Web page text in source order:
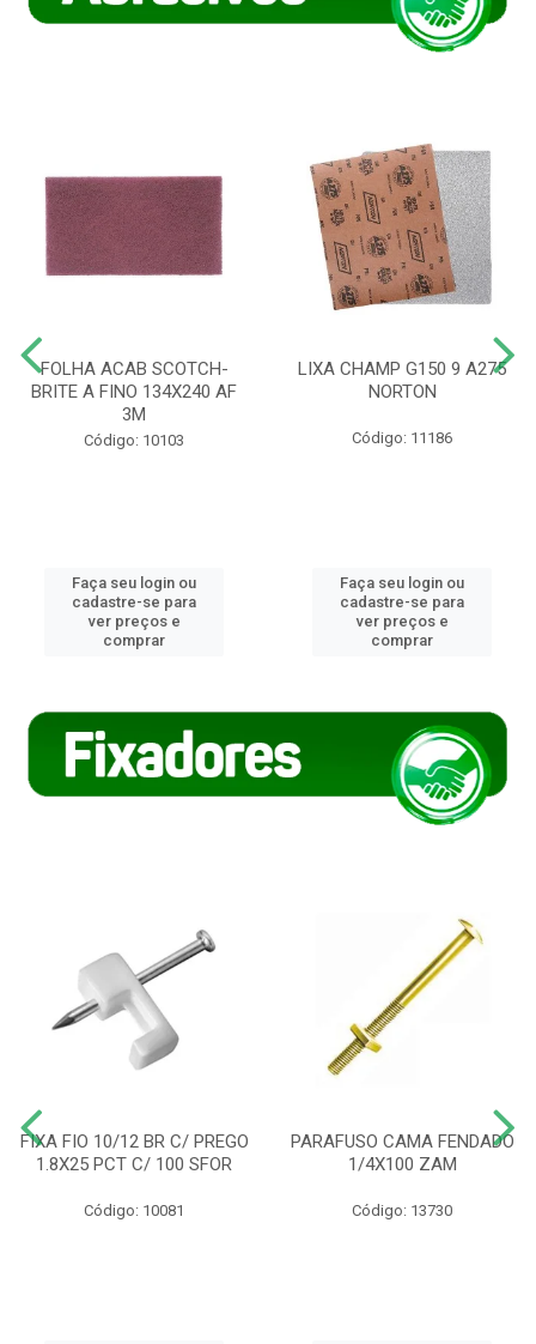
FOLHA ACAB SCOTCH-
BRITE A FINO 134X240 AF
3M
Código: 10103
Faça seu login ou
cadastre-se para
ver preços e
comprar
LIXA CHAMP G150 9 A275
NORTON
Código: 11186
Faça seu login ou
cadastre-se para
ver preços e
comprar
FIXA FIO 10/12 BR C/ PREGO
1.8X25 PCT C/ 100 SFOR
Código: 10081
PARAFUSO CAMA FENDADO
1/4X100 ZAM
Código: 13730